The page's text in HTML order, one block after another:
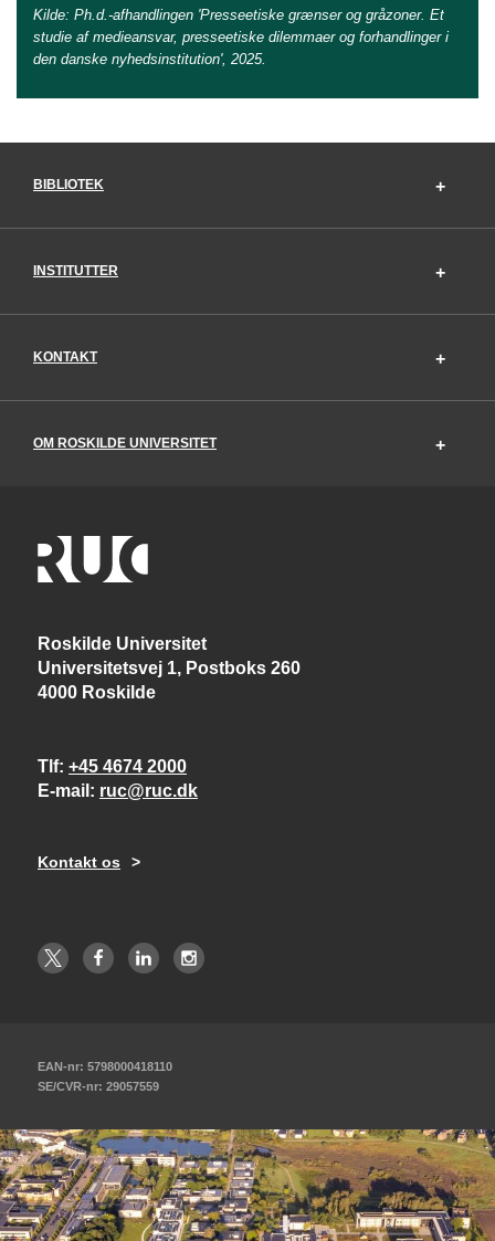
Kilde: Ph.d.-afhandlingen 'Presseetiske grænser og gråzoner. Et
studie af medieansvar, presseetiske dilemmaer og forhandlinger i
den danske nyhedsinstitution', 2025.
BIBLIOTEK
INSTITUTTER
KONTAKT
OM ROSKILDE UNIVERSITET
Roskilde Universitet
Universitetsvej 1, Postboks 260
4000 Roskilde
Tlf +45 4674 2000
E-mail
ruc@ruc.dk
Kontakt os
EAN-nr: 5798000418110
SE/CVR-nr: 29057559